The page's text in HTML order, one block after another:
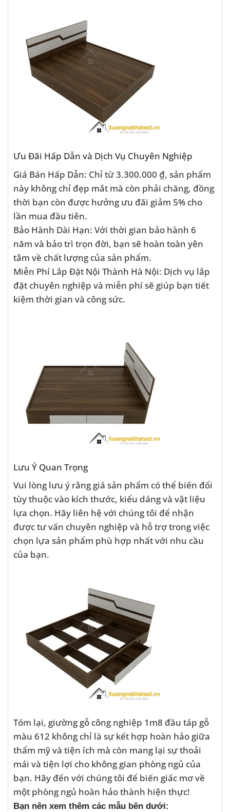
Ưu Đãi Hấp Dẫn và Dịch Vụ Chuyên Nghiệp
Giá Bán Hấp Dẫn: Chỉ từ 3.300.000 ₫, sản phẩm
này không chỉ đẹp mắt mà còn phải chăng, đồng
thời bạn còn được hưởng ưu đãi giảm 5% cho
lần mua đầu tiên.
Bảo Hành Dài Hạn: Với thời gian bảo hành 6
năm và bảo trì trọn đời, bạn sẽ hoàn toàn yên
tâm về chất lượng của sản phẩm.
Miễn Phí Lắp Đặt Nội Thành Hà Nội: Dịch vụ lắp
đặt chuyên nghiệp và miễn phí sẽ giúp bạn tiết
kiệm thời gian và công sức.
Lưu Ý Quan Trọng
Vui lòng lưu ý rằng giá sản phẩm có thể biến đổi
tùy thuộc vào kích thước, kiểu dáng và vật liệu
lựa chọn. Hãy liên hệ với chúng tôi để nhận
được tư vấn chuyên nghiệp và hỗ trợ trong việc
chọn lựa sản phẩm phù hợp nhất với nhu cầu
của bạn.
Tóm lại, giường gỗ công nghiệp 1m8 đầu táp gỗ
màu 612 không chỉ là sự kết hợp hoàn hảo giữa
thẩm mỹ và tiện ích mà còn mang lại sự thoải
mái và tiện lợi cho không gian phòng ngủ của
bạn. Hãy đến với chúng tôi để biến giấc mơ về
một phòng ngủ hoàn hảo thành hiện thực!
Bạn nên xem thêm các mẫu bên dưới: